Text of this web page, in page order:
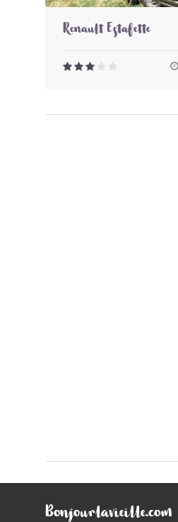
Renault Estafette
Bonjourlavieille.com